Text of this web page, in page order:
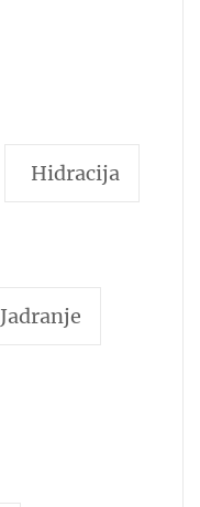
Hidracija
Jadranje